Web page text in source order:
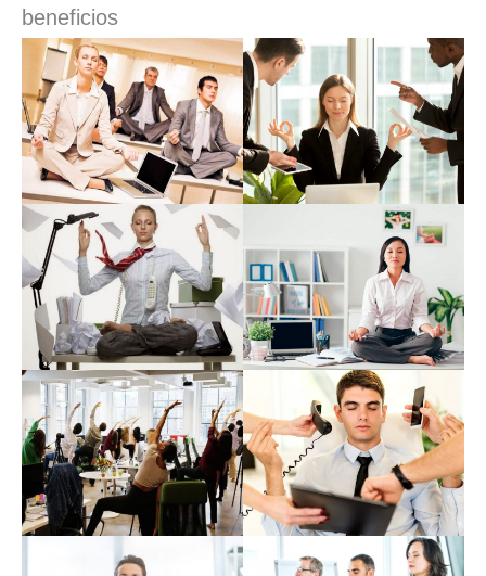
beneficios